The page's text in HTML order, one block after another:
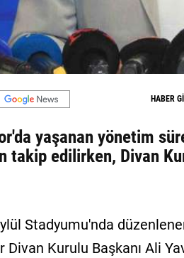
HABER
yaşanan yönetim
takip edilirken, Divan
Stadyumu'nda
Divan Kurulu Başkanı Ali